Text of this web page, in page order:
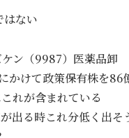
はない
ン（9987）医薬品卸
かけて政策保有株を86
れが含まれている
出る時これ分低く出